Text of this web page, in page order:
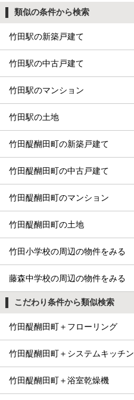
類似の条件から検索
竹田駅の新築戸建て
竹田駅の中古戸建て
竹田駅のマンション
竹田駅の土地
竹田醍醐田町の新築戸建て
竹田醍醐田町の中古戸建て
竹田醍醐田町のマンション
竹田醍醐田町の土地
竹田小学校の周辺の物件をみる
藤森中学校の周辺の物件をみる
こだわり条件から類似検索
竹田醍醐田町＋フローリング
竹田醍醐田町＋システムキッチン
竹田醍醐田町＋浴室乾燥機